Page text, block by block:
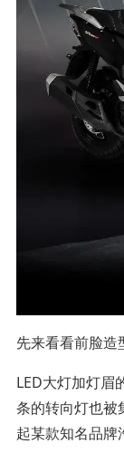
先来看看前脸造
LED大灯加灯眉
条的转向灯也被
起某款知名品牌